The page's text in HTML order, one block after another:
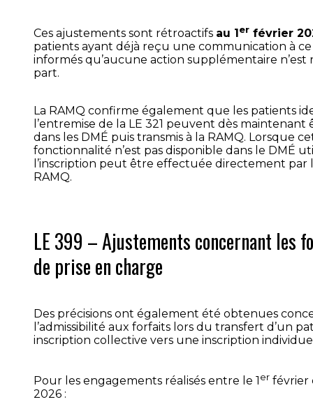
Ces ajustements sont rétroactifs au 1er février
patients ayant déjà reçu une communication à
informés qu’aucune action supplémentaire n’est
part.
La RAMQ confirme également que les patients
l’entremise de la LE 321 peuvent dès maintenant
dans les DMÉ puis transmis à la RAMQ. Lorsque
fonctionnalité n’est pas disponible dans le DMÉ
l’inscription peut être effectuée directement par
RAMQ.
LE 399 – Ajustements concernant les
de prise en charge
Des précisions ont également été obtenues
l’admissibilité aux forfaits lors du transfert d’un
inscription collective vers une inscription
Pour les engagements réalisés entre le 1er février
2026 :